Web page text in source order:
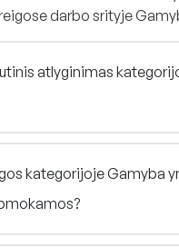
darbo srityje
atlyginimas
kategorijoje Gamyba